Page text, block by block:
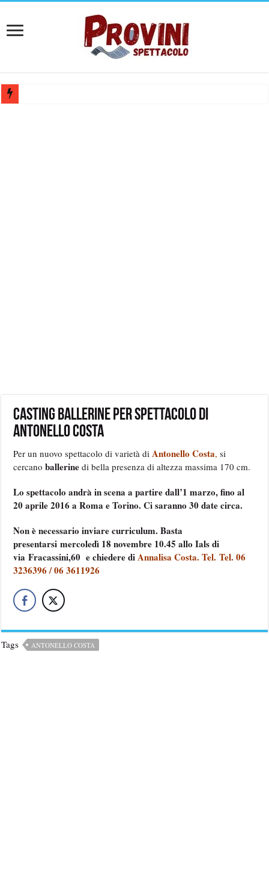
Casting ballerine per spettacolo di
Antonello Costa
Per un nuovo spettacolo di varietà di Antonello Costa, si
cercano ballerine di bella presenza di altezza massima 170 cm.
Lo spettacolo andrà in scena a partire dall’1 marzo, fino al
20 aprile 2016 a Roma e Torino. Ci saranno 30 date circa.
Non è necessario inviare curriculum. Basta
presentarsi mercoledì 18 novembre 10.45 allo Ials di
via Fracassini,60 e chiedere diAnnalisa Costa. Tel. Tel. 06
3236396 / 06 3611926
Tags ANTONELLO COSTA